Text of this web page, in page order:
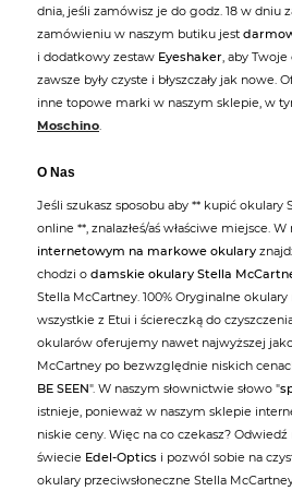
dnia, jeśli zamówisz je do godz. 18 w dniu
zamówieniu w naszym butiku jest
i dodatkowy zestaw Eyeshaker, aby
zawsze były czyste i błyszczały jak nowe.
inne topowe marki w naszym sklepie, w
Moschino.
O Nas
Jeśli szukasz sposobu aby ** kupić okulary
online **, znalazłeś/aś właściwe miejsce. W
internetowym na markowe okulary
chodzi o damskie okulary Stella
Stella McCartney. 100% Oryginalne
wszystkie z Etui i ściereczką do
okularów oferujemy nawet najwyższej
McCartney po bezwzględnie niskich
BE SEEN". W naszym słownictwie słowo "
istnieje, ponieważ w naszym sklepie
niskie ceny. Więc na co czekasz?
świecie Edel-Optics i pozwól sobie na
okulary przeciwsłoneczne Stella